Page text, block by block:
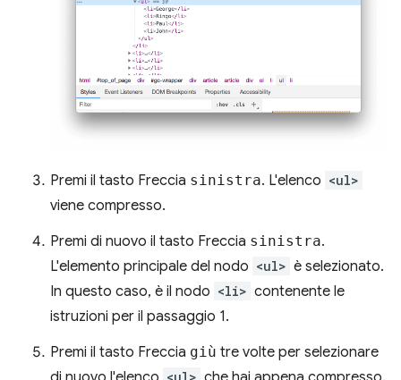
Premi il tasto Freccia sinistra. L'elenco <ul>
viene compresso.
Premi di nuovo il tasto Freccia sinistra.
L'elemento principale del nodo <ul> è selezionato.
In questo caso, è il nodo <li> contenente le
istruzioni per il passaggio 1.
Premi il tasto Freccia giù tre volte per selezionare
<ul>